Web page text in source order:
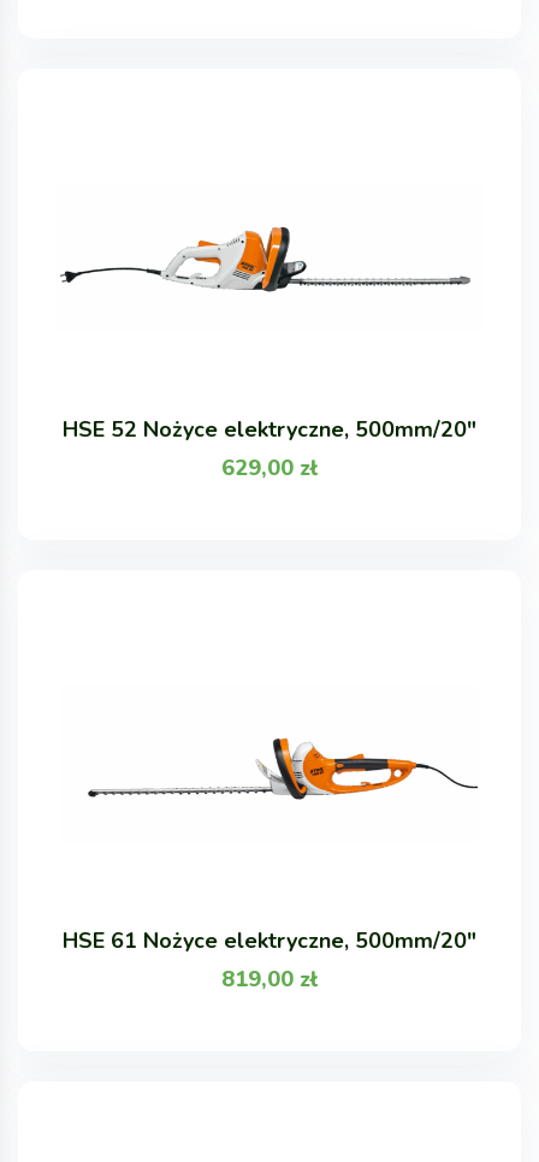
HSE 52 Nożyce elektryczne, 500mm/20"
629,00 zł
HSE 61 Nożyce elektryczne, 500mm/20"
819,00 zł